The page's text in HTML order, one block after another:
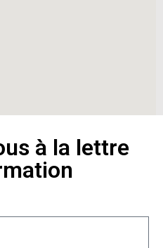
à la lettre